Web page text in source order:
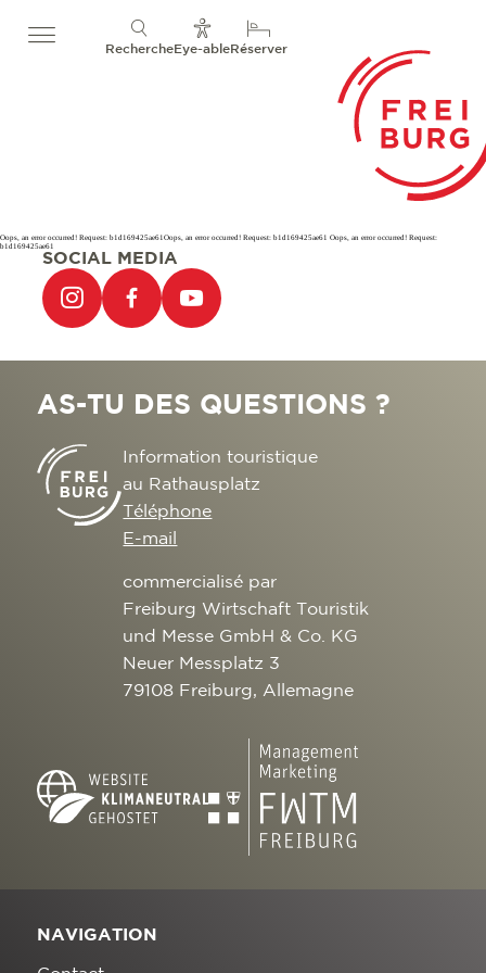
RechercheEye-ableRéserver
Oops, an error occurred! Request: b1d169425ae61Oops, an error occurred! Request: b1d169425ae61 Oops, an error occurred! Request:
b1d169425ae61
SOCIAL MEDIA
AS-TU DES QUESTIONS ?
Information touristique
au Rathausplatz
Téléphone
E-mail
commercialisé par
Freiburg Wirtschaft Touristik
und Messe GmbH & Co. KG
Neuer Messplatz 3
79108 Freiburg, Allemagne
NAVIGATION